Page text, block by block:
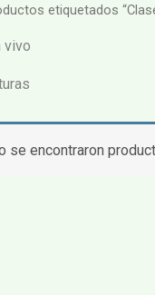
etiquetados
vivo
se encontraron